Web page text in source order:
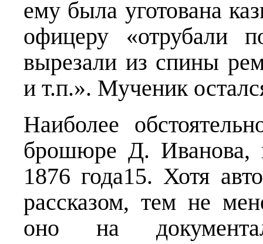
ему была уготована
офицеру «отрубали
вырезали из спины
и т.п.». Мученик
Наиболее
брошюре Д. Иванова,
1876 года15. Хотя
рассказом, тем не
оно на